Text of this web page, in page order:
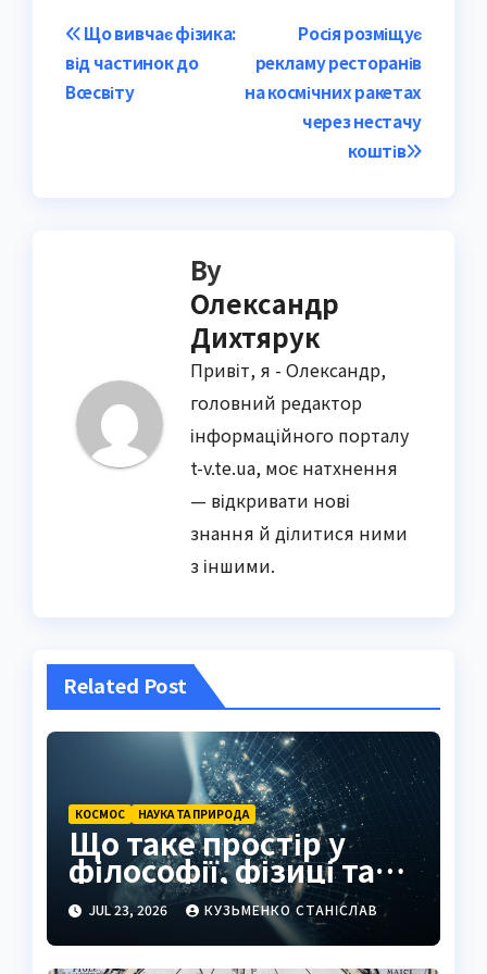
Post
navigation
Росія розміщує
рекламу ресторанів
на космічних ракетах
через нестачу
коштів
Що вивчає фізика:
від частинок до
Всесвіту
By
Олександр
Дихтярук
Привіт, я - Олександр,
головний редактор
інформаційного порталу
t-v.te.ua, моє натхнення
— відкривати нові
знання й ділитися ними
з іншими.
Related Post
КОСМОС НАУКА ТА ПРИРОДА
Що таке простір у
філософії, фізиці та
повсякденні
JUL 23, 2026 КУЗЬМЕНКО СТАНІСЛАВ